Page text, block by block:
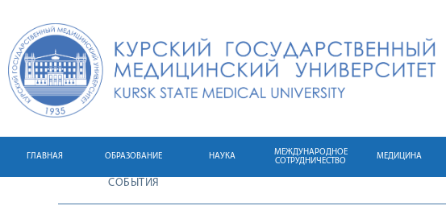
ГЛАВНАЯ ОБРАЗОВАНИЕ НАУКА
МЕЖДУНАРОДНОЕ
СОТРУДНИЧЕСТВО
МЕДИЦИНА
СОБЫТИЯ